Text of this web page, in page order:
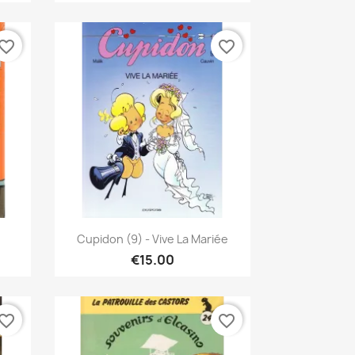
Quick view
Cupidon (9) - Vive La Mariée
€15.00
favorite_border
favorite_border